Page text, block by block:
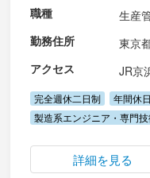
職種
生産
勤務住所
東京
アクセス
JR京
完全週休二日制
年間休
製造系エンジニア・専門
詳細を見る